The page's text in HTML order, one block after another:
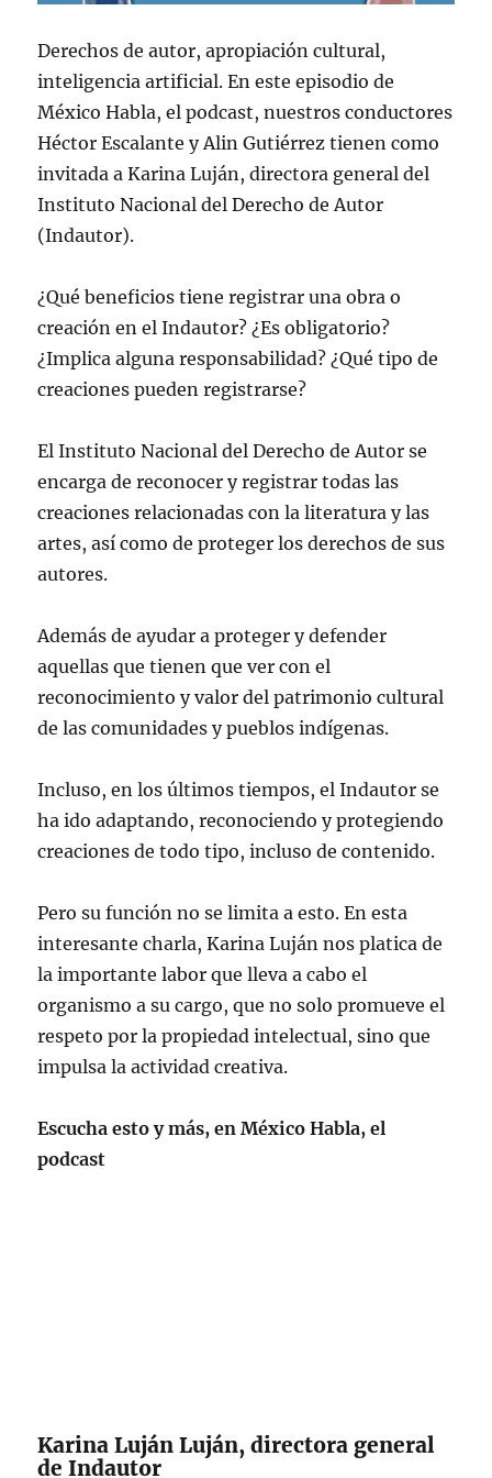
Derechos de autor, apropiación cultural,
inteligencia artificial. En este episodio de
México Habla, el podcast, nuestros conductores
Héctor Escalante y Alin Gutiérrez tienen como
invitada a Karina Luján, directora general del
Instituto Nacional del Derecho de Autor
(Indautor).
¿Qué beneficios tiene registrar una obra o
creación en el Indautor? ¿Es obligatorio?
¿Implica alguna responsabilidad? ¿Qué tipo de
creaciones pueden registrarse?
El Instituto Nacional del Derecho de Autor se
encarga de reconocer y registrar todas las
creaciones relacionadas con la literatura y las
artes, así como de proteger los derechos de sus
autores.
Además de ayudar a proteger y defender
aquellas que tienen que ver con el
reconocimiento y valor del patrimonio cultural
de las comunidades y pueblos indígenas.
Incluso, en los últimos tiempos, el Indautor se
ha ido adaptando, reconociendo y protegiendo
creaciones de todo tipo, incluso de contenido.
Pero su función no se limita a esto. En esta
interesante charla, Karina Luján nos platica de
la importante labor que lleva a cabo el
organismo a su cargo, que no solo promueve el
respeto por la propiedad intelectual, sino que
impulsa la actividad creativa.
Escucha esto y más, en México Habla, el
podcast
Karina Luján Luján, directora general
de Indautor